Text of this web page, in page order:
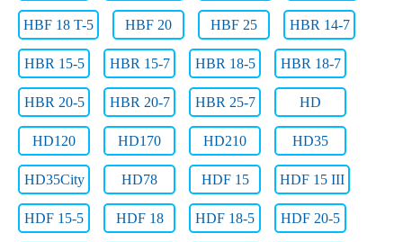
HBF 18 T-5 HBF 20 HBF 25 HBR 14-7
HBR 15-5 HBR 15-7 HBR 18-5 HBR 18-7
HBR 20-5 HBR 20-7 HBR 25-7 HD
HD120 HD170 HD210 HD35
HD35City HD78 HDF 15 HDF 15 III
HDF 15-5 HDF 18 HDF 18-5 HDF 20-5